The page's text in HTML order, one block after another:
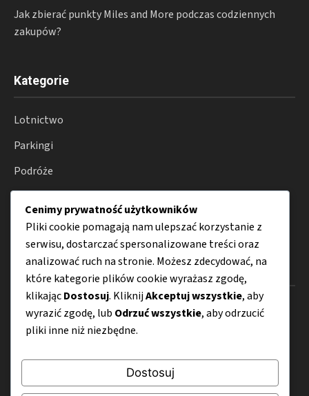
Jak zbierać punkty Miles and More podczas codziennych
zakupów?
Kategorie
Lotnictwo
Parkingi
Podróże
Porady
Menu
O nas
Kontakt
Mapa strony
Polityka prywatności
Cenimy prywatność użytkowników
Pliki cookie pomagają nam ulepszać korzystanie z
serwisu, dostarczać spersonalizowane treści oraz
analizować ruch na stronie. Możesz zdecydować, na
które kategorie plików cookie wyrażasz zgodę,
klikającDostosuj. KliknijAkceptuj wszystkie, aby
wyrazić zgodę, lub Odrzuć wszystkie, aby odrzucić
pliki inne niż niezbędne.
Dostosuj